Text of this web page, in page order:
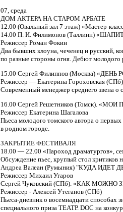
07, среда
ДОМ АКТЕРА НА СТАРОМ АРБАТЕ
12.00 (Овальный зал 7 этаж) «Мастер-
14.00 П. И. Филимонов (Таллинн)
Режиссер Роман Фокин
Два бывших клоуна, чеченец и русский,
по разные стороны огня. Дебют молодого
15.00 Сергей Филиппов (Москва)
Режиссер — Екатерина Гороховская (СПб)
Современный менеджер среднего звена о
16.00 Сергей Решетников (Томск).
Режиссер Екатерина Шагалова
Пьеса молодого томского автора о
в родном городе.
ЗАКРЫТИЕ ФЕСТИВАЛЯ
18.00 — 22.00 «Пароход драматургов»,
Обсуждение пьес, круглый стол критиков
Андреа Валеан (Румыния) "КУДА ИДЕТ
Режиссер Михаил Угаров
Сергей Чуковский (СПб). «КАК
Режиссер - Алексей Утеганов (СПб)
Пьеса-дневнико восемнадцати способах
специального приза ТЕАТР. DOС на